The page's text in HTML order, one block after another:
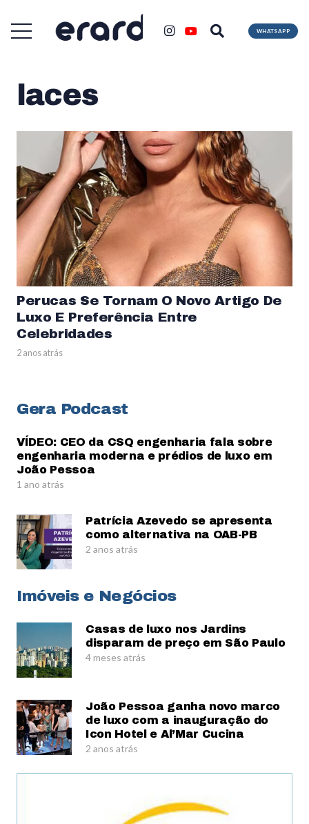
WHATSAPP
laces
Perucas Se Tornam O Novo Artigo De
Luxo E Preferência Entre
Celebridades
2 anos atrás
Gera Podcast
VÍDEO: CEO da CSQ engenharia fala sobre
engenharia moderna e prédios de luxo em
João Pessoa
1 ano atrás
Patrícia Azevedo se apresenta
como alternativa na OAB-PB
2 anos atrás
Imóveis e Negócios
Casas de luxo nos Jardins
disparam de preço em São Paulo
4 meses atrás
João Pessoa ganha novo marco
de luxo com a inauguração do
Icon Hotel e Al’Mar Cucina
2 anos atrás